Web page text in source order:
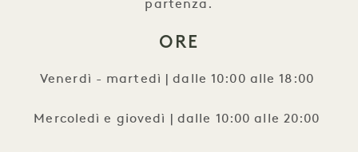
partenza.
ORE
Venerdì - martedì | dalle 10:00 alle 18:00
Mercoledì e giovedì | dalle 10:00 alle 20:00